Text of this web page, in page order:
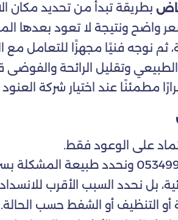
بطريقة تبدأ من تحديد مكان
واضح ونتيجة لا تعود بعدها
نوجه فنيًا مجهزًا للتعامل مع
وتقليل الرائحة
مطمئنًا عند اختيار شركة العنود
على الوعود فقط.
بل نحدد السبب الأقرب
التنظيف أو الشفط حسب الحالة.